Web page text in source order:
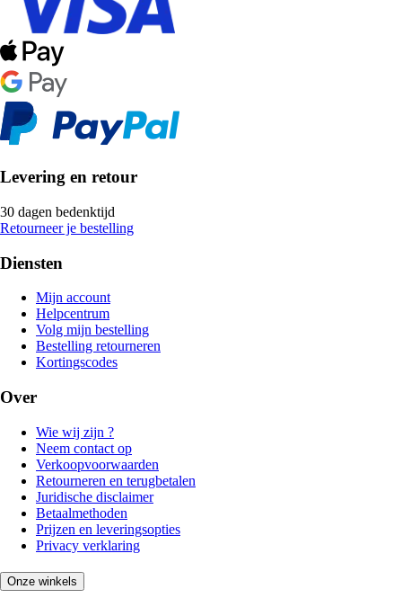
Levering en retour
30 dagen bedenktijd
Retourneer je bestelling
Diensten
Mijn account
Helpcentrum
Volg mijn bestelling
Bestelling retourneren
Kortingscodes
Over
Wie wij zijn ?
Neem contact op
Verkoopvoorwaarden
Retourneren en terugbetalen
Juridische disclaimer
Betaalmethoden
Prijzen en leveringsopties
Privacy verklaring
Onze winkels